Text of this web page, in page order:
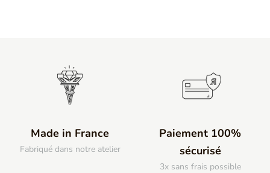
Made in France
Fabriqué dans notre atelier
Paiement 100%
sécurisé
3x sans frais possible